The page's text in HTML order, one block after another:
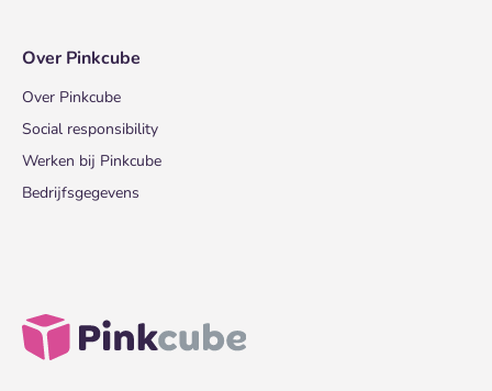
Over Pinkcube
Over Pinkcube
Social responsibility
Werken bij Pinkcube
Bedrijfsgegevens